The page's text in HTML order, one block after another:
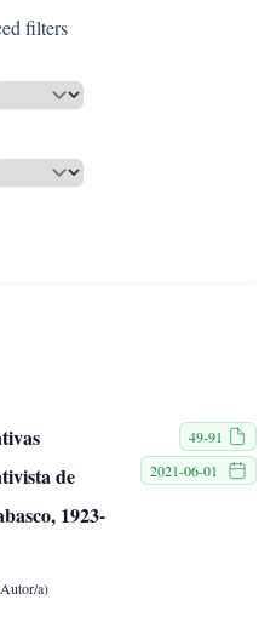
filters
de
1923-
49-91
2021-06-01
a)